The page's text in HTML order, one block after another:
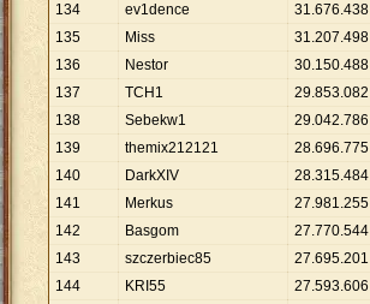
134
ev1dence 31.676.438
135
Miss 31.207.498
136
Nestor 30.150.488
137
TCH1 29.853.082
138
Sebekw1 29.042.786
139
themix212121 28.696.775
140
DarkXIV 28.315.484
141
Merkus 27.981.255
142
Basgom 27.770.544
143
szczerbiec85 27.695.201
144
KRI55 27.593.606